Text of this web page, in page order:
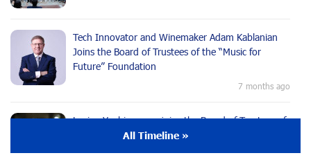
Tech Innovator and Winemaker Adam Kablanian
Joins the Board of Trustees of the “Music for
Future” Foundation
7 months ago
Lusine Yeghiazaryan joins the Board of Trustees of
the Music for the Future Foundation
9 months ago
All Timeline »